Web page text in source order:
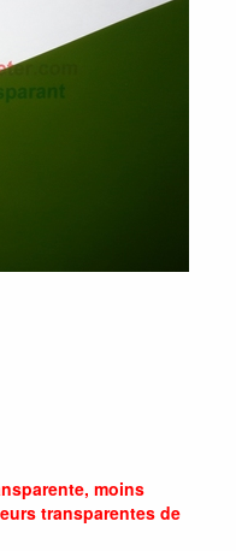
moins
transparentes de